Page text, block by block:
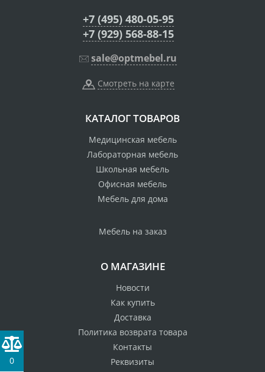
+7 (495) 480-05-95
+7 (929) 568-88-15
sale@optmebel.ru
Смотреть на карте
КАТАЛОГ ТОВАРОВ
Медицинская мебель
Лабораторная мебель
Школьная мебель
Офисная мебель
Мебель для дома
Мебель на заказ
О МАГАЗИНЕ
Новости
Как купить
Доставка
Политика возврата товара
Контакты
Реквизиты
0